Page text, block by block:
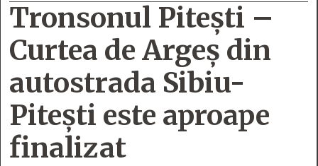
Tronsonul Pitești –
Curtea de Argeș din
autostrada Sibiu-
Pitești este aproape
finalizat